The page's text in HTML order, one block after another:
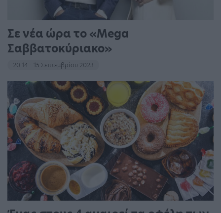
Σε νέα ώρα το «Mega
Σαββατοκύριακο»
20:14 - 15 Σεπτεμβρίου 2023